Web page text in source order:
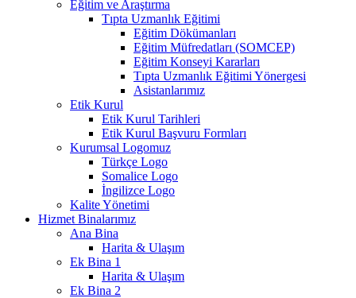
Eğitim ve Araştırma
Tıpta Uzmanlık Eğitimi
Eğitim Dökümanları
Eğitim Müfredatları (SOMCEP)
Eğitim Konseyi Kararları
Tıpta Uzmanlık Eğitimi Yönergesi
Asistanlarımız
Etik Kurul
Etik Kurul Tarihleri
Etik Kurul Başvuru Formları
Kurumsal Logomuz
Türkçe Logo
Somalice Logo
İngilizce Logo
Kalite Yönetimi
Hizmet Binalarımız
Ana Bina
Harita & Ulaşım
Ek Bina 1
Harita & Ulaşım
Ek Bina 2